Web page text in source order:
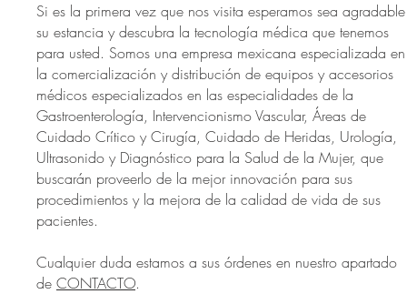
​Si es la primera vez que nos visita esperamos sea agradable
su estancia y descubra la tecnología médica que tenemos
para usted. Somos una empresa mexicana especializada en
la comercialización y distribución de equipos y accesorios
médicos especializados en las especialidades de la
Gastroenterología, Intervencionismo Vascular, Áreas de
Cuidado Crítico y Cirugía, Cuidado de Heridas, Urología,
Ultrasonido y Diagnóstico para la Salud de la Mujer, que
buscarán proveerlo de la mejor innovación para sus
procedimientos y la mejora de la calidad de vida de sus
pacientes.
Cualquier duda estamos a sus órdenes en nuestro apartado
de CONTACTO.